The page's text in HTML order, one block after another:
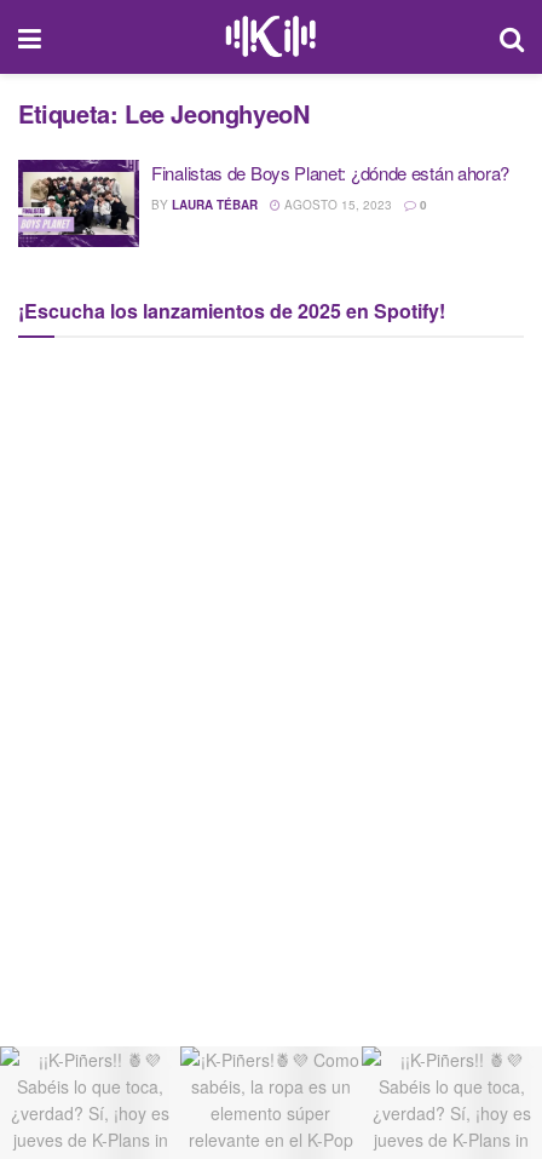
Etiqueta: Lee JeonghyeoN
Finalistas de Boys Planet: ¿dónde están ahora?
BY LAURA TÉBAR AGOSTO 15, 2023 0
¡Escucha los lanzamientos de 2025 en Spotify!